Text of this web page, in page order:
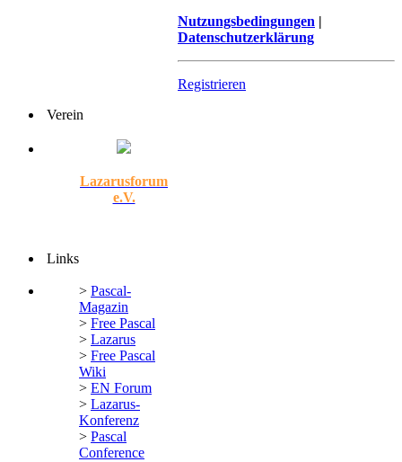
Nutzungsbedingungen |
Datenschutzerklärung
Registrieren
Verein
Lazarusforum
e.V.
Links
> Pascal-
Magazin
> Free Pascal
> Lazarus
> Free Pascal
Wiki
> EN Forum
> Lazarus-
Konferenz
> Pascal
Conference